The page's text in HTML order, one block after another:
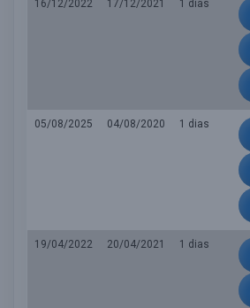
16/12/2022 17/12/2021
1 dias
05/08/2025 04/08/2020
1 dias
19/04/2022 20/04/2021
1 dias